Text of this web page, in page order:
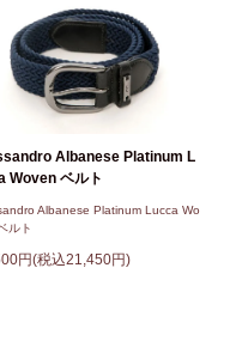
Albanese Platinum L
Woven ベルト
Albanese Platinum Lucca Wo
ルト
円(税込21,450円)